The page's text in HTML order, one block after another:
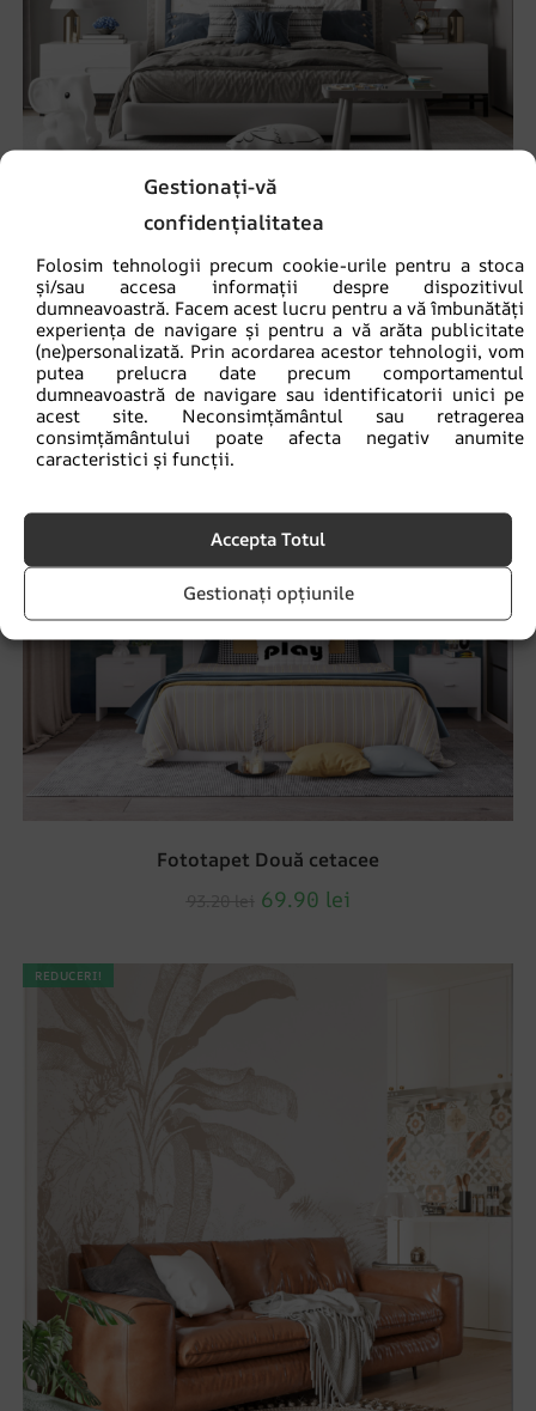
Gestionați-vă
confidențialitatea
Folosim tehnologii precum cookie-urile pentru a stoca
și/sau accesa informații despre dispozitivul
dumneavoastră. Facem acest lucru pentru a vă îmbunătăți
experiența de navigare și pentru a vă arăta publicitate
(ne)personalizată. Prin acordarea acestor tehnologii, vom
putea prelucra date precum comportamentul
dumneavoastră de navigare sau identificatorii unici pe
acest site. Neconsimțământul sau retragerea
consimțământului poate afecta negativ anumite
caracteristici și funcții.
Accepta Totul
Gestionați opțiunile
Fototapet Baloane în nori
93.20lei 69.90lei
REDUCERI!
Fototapet Două cetacee
69.90 lei
REDUCERI!